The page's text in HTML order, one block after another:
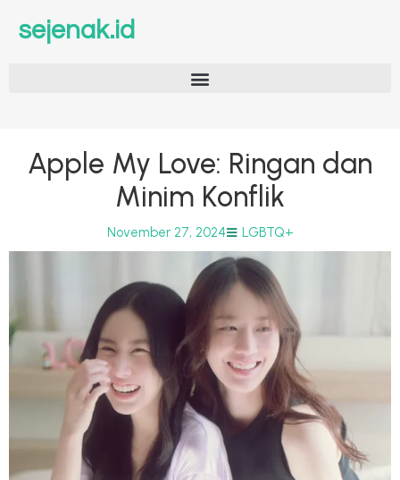
sejenak.id
Apple My Love: Ringan dan
Minim Konflik
November 27, 2024 LGBTQ+